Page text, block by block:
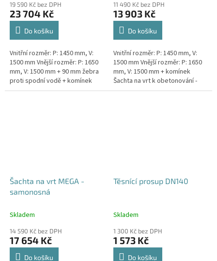
19 590 Kč bez DPH
23 704 Kč
Do košíku
Vnitřní rozměr: P: 1450 mm, V:
1500 mm Vnější rozměr: P: 1650
mm, V: 1500 mm + 90 mm žebra
proti spodní vodě + komínek
Dvouplášťová vodoměrná šachta
11 490 Kč bez DPH
13 903 Kč
Do košíku
Vnitřní rozměr: P: 1450 mm, V:
1500 mm Vnější rozměr: P: 1650
mm, V: 1500 mm + komínek
Šachta na vrt k obetonování -
vhodná pod parkovací stání,
Šachta na vrt MEGA -
samonosná
Skladem
14 590 Kč bez DPH
17 654 Kč
Do košíku
Těsnící prosup DN140
Skladem
1 300 Kč bez DPH
1 573 Kč
Do košíku